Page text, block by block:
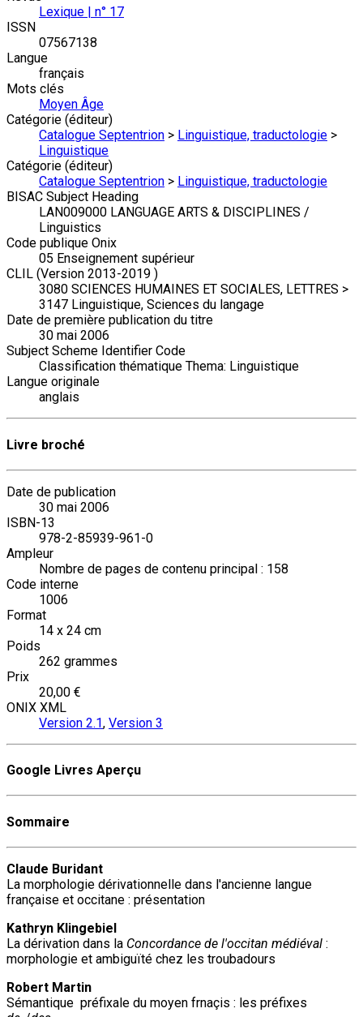
Lexique | n° 17
ISSN
07567138
Langue
français
Mots clés
Moyen Âge
Catégorie (éditeur)
Catalogue Septentrion > Linguistique, traductologie >
Linguistique
Catégorie (éditeur)
Catalogue Septentrion > Linguistique, traductologie
BISAC Subject Heading
LAN009000 LANGUAGE ARTS & DISCIPLINES /
Linguistics
Code publique Onix
05 Enseignement supérieur
CLIL (Version 2013-2019 )
3080 SCIENCES HUMAINES ET SOCIALES, LETTRES >
3147 Linguistique, Sciences du langage
Date de première publication du titre
30 mai 2006
Subject Scheme Identifier Code
Classification thématique Thema: Linguistique
Langue originale
anglais
Livre broché
Date de publication
30 mai 2006
ISBN-13
978-2-85939-961-0
Ampleur
Nombre de pages de contenu principal : 158
Code interne
1006
Format
14 x 24 cm
Poids
262 grammes
Prix
20,00 €
ONIX XML
Version 2.1, Version 3
Google Livres Aperçu
Sommaire
Claude Buridant
La morphologie dérivationnelle dans l'ancienne langue
française et occitane : présentation
Kathryn Klingebiel
La dérivation dans la Concordance de l'occitan médiéval :
morphologie et ambiguïté chez les troubadours
Robert Martin
Sémantique préfixale du moyen frnaçis : les préfixes